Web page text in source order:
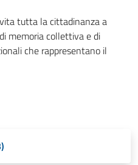
tutta la cittadinanza a
memoria collettiva e di
che rappresentano il